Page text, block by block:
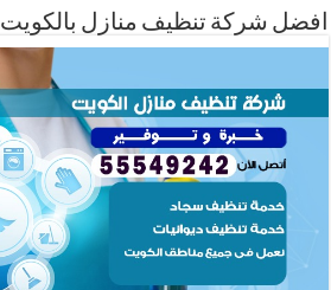
افضل شركة تنظيف منازل بالكويت